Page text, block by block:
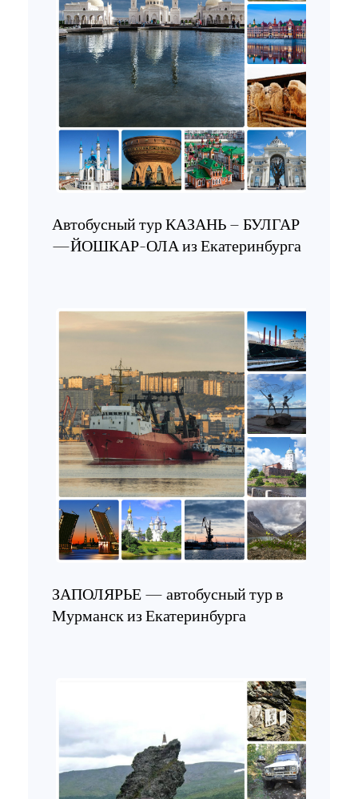
Автобусный тур КАЗАНЬ – БУЛГАР
—ЙОШКАР-ОЛА из Екатеринбурга
ЗАПОЛЯРЬЕ — автобусный тур в
Мурманск из Екатеринбурга